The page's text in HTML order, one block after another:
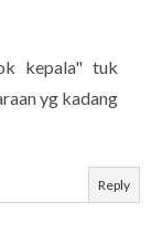
kepala" tuk
yg kadang
Reply